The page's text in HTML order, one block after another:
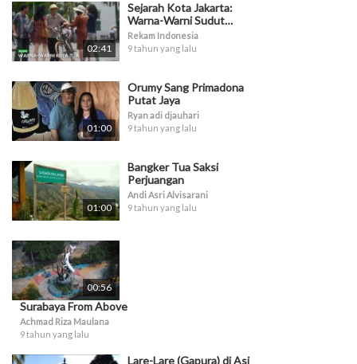
02:41
Sejarah Kota Jakarta:
Warna-Warni Sudut
Kota Tua
Rekam Indonesia
9 tahun yang lalu
01:00
Orumy Sang Primadona
Putat Jaya
Ryan adi djauhari
9 tahun yang lalu
01:00
Bangker Tua Saksi
Perjuangan
Andi Asri Alvisarani
9 tahun yang lalu
00:56
Surabaya From Above
Achmad Riza Maulana
9 tahun yang lalu
Lare-Lare (Gapura) di Asi